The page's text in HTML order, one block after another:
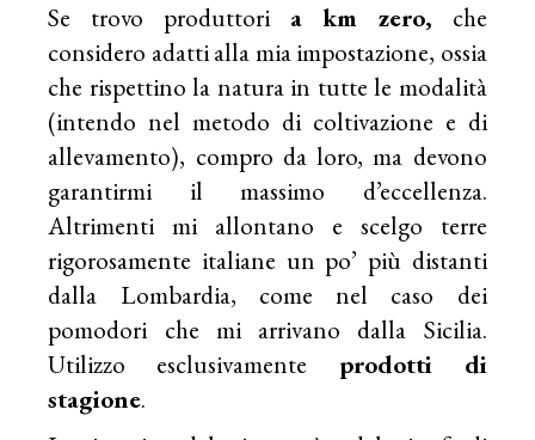
Se trovo produttori a km zero, che
considero adatti alla mia impostazione, ossia
che rispettino la natura in tutte le modalità
(intendo nel metodo di coltivazione e di
allevamento), compro da loro, ma devono
garantirmi il massimo d’eccellenza.
Altrimenti mi allontano e scelgo terre
rigorosamente italiane un po’ più distanti
dalla Lombardia, come nel caso dei
pomodori che mi arrivano dalla Sicilia.
Utilizzo esclusivamente prodotti di
stagione.